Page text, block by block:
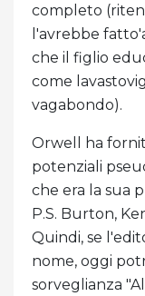
completo
l'avrebbe
che il figlio
come
vagabondo).
Orwell ha
potenziali
che era la sua
P.S. Burton,
Quindi, se
nome, oggi
sorveglianza